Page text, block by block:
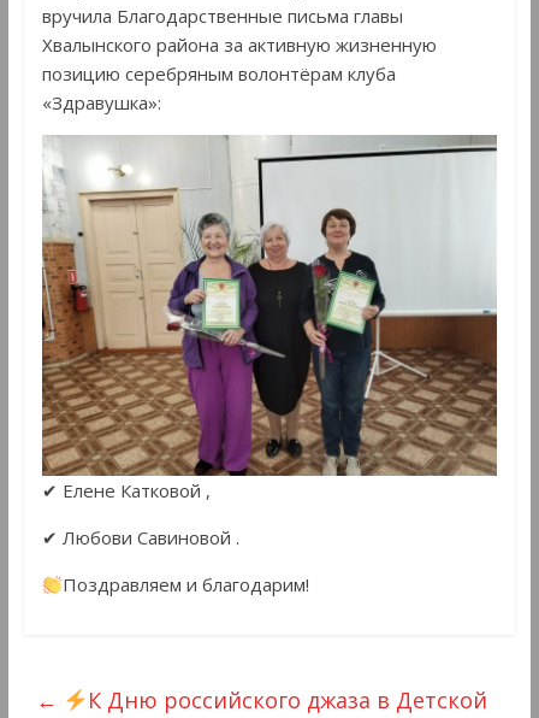
вручила Благодарственные письма главы
Хвалынского района за активную жизненную
позицию серебряным волонтёрам клуба
«Здравушка»:
✔ Елене Катковой ,
✔ Любови Савиновой .
Поздравляем и благодарим!
←
К Дню российского джаза в Детской